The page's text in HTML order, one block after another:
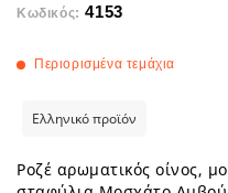
Κωδικός: 4153
Περιορισμένα τεμάχια
Ελληνικό προϊόν
Ροζέ αρωματικός οίνος,